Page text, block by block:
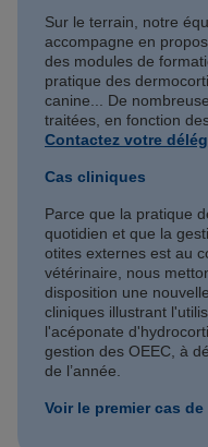
Sur le terrain, notre
accompagne en
des modules de
pratique des
canine... De
traitées, en fonction
Contactez votre
Cas cliniques
Parce que la pratique
quotidien et que la
otites externes est au
vétérinaire, nous
disposition une
cliniques illustrant
l'acéponate
gestion des OEEC, à
de l’année.
Voir le premier cas de